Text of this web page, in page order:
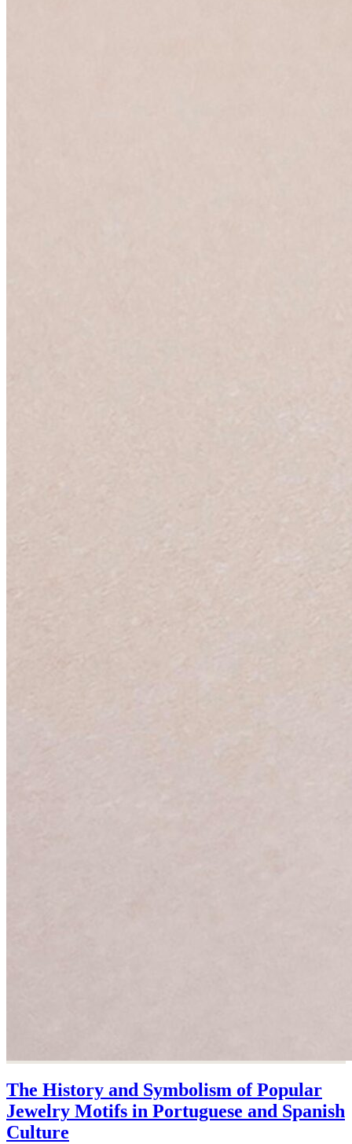
The History and Symbolism of Popular
Jewelry Motifs in Portuguese and Spanish
Culture